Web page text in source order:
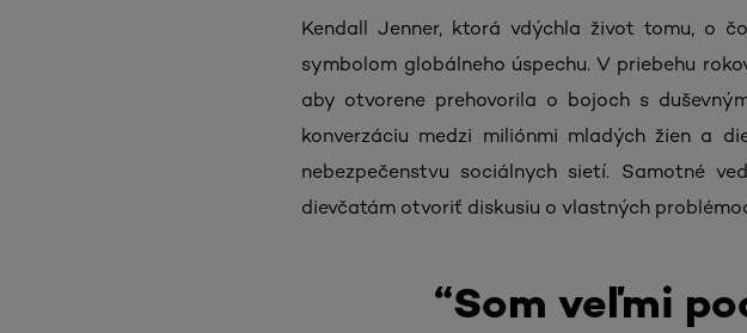
Kendall Jenner, ktorá vdýchla život tomu, o
symbolom globálneho úspechu. V priebehu
aby otvorene prehovorila o bojoch s
konverzáciu medzi miliónmi mladých žien a
nebezpečenstvu sociálnych sietí. Samotné
dievčatám otvoriť diskusiu o vlastných
“Som veľmi